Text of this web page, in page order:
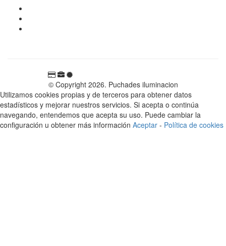
© Copyright 2026. Puchades iluminacion
Utilizamos cookies propias y de terceros para obtener datos
estadísticos y mejorar nuestros servicios. Si acepta o continúa
navegando, entendemos que acepta su uso. Puede cambiar la
configuración u obtener más información Aceptar - Política de cookies